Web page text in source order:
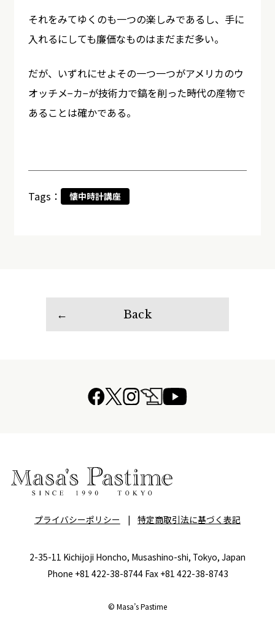
それをみてゆくのも一つの楽しみであるし、手に
入れるにしても廉価なものはまだまだ多い。
だが、いずれにせよその一つ一つがアメリカのウ
オッチメ−カ−が技術力で鎬を削った時代の産物で
あることは確かである。
Tags： 懐中時計講座
Back
プライバシーポリシー | 特定商取引法に基づく表記
2-35-11 Kichijoji Honcho, Musashino-shi, Tokyo, Japan
Phone +81 422-38-8744 Fax +81 422-38-8743
© Masa’s Pastime